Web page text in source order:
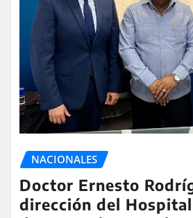
NACIONALES
Doctor Ernesto
dirección del